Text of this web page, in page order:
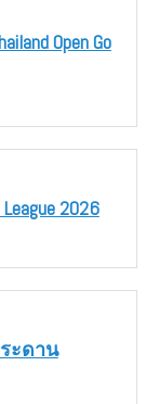
Open Go
2026
ะดาน